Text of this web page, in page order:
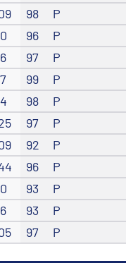
98
P
96
P
97
P
99
P
98
P
97
P
92
P
96
P
93
P
93
P
97 P